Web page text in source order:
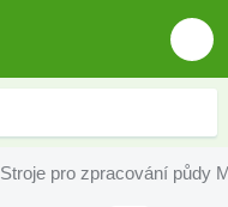
Stroje pro zpracování půdy